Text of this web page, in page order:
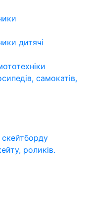
дитячі
самокатів,
роликів.